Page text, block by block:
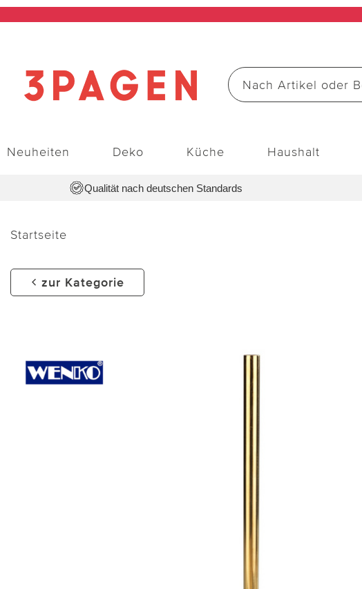
Neuheiten Deko Küche Haushalt
Qualität nach deutschen Standards
Startseite
zur Kategorie